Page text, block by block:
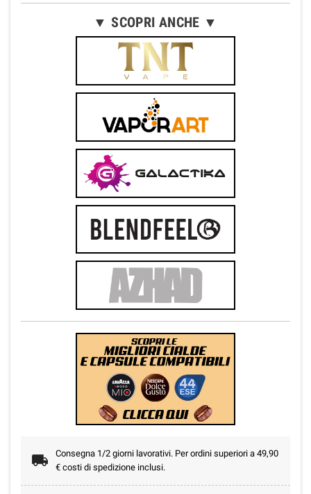
▼ SCOPRI ANCHE ▼
Consegna 1/2 giorni lavorativi. Per ordini superiori a 49,90
€ costi di spedizione inclusi.